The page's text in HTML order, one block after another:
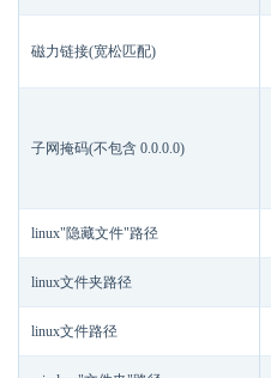
磁力链接(宽松匹配)
子网掩码(不包含 0.0.0.0)
linux"隐藏文件"路径
linux文件夹路径
linux文件路径